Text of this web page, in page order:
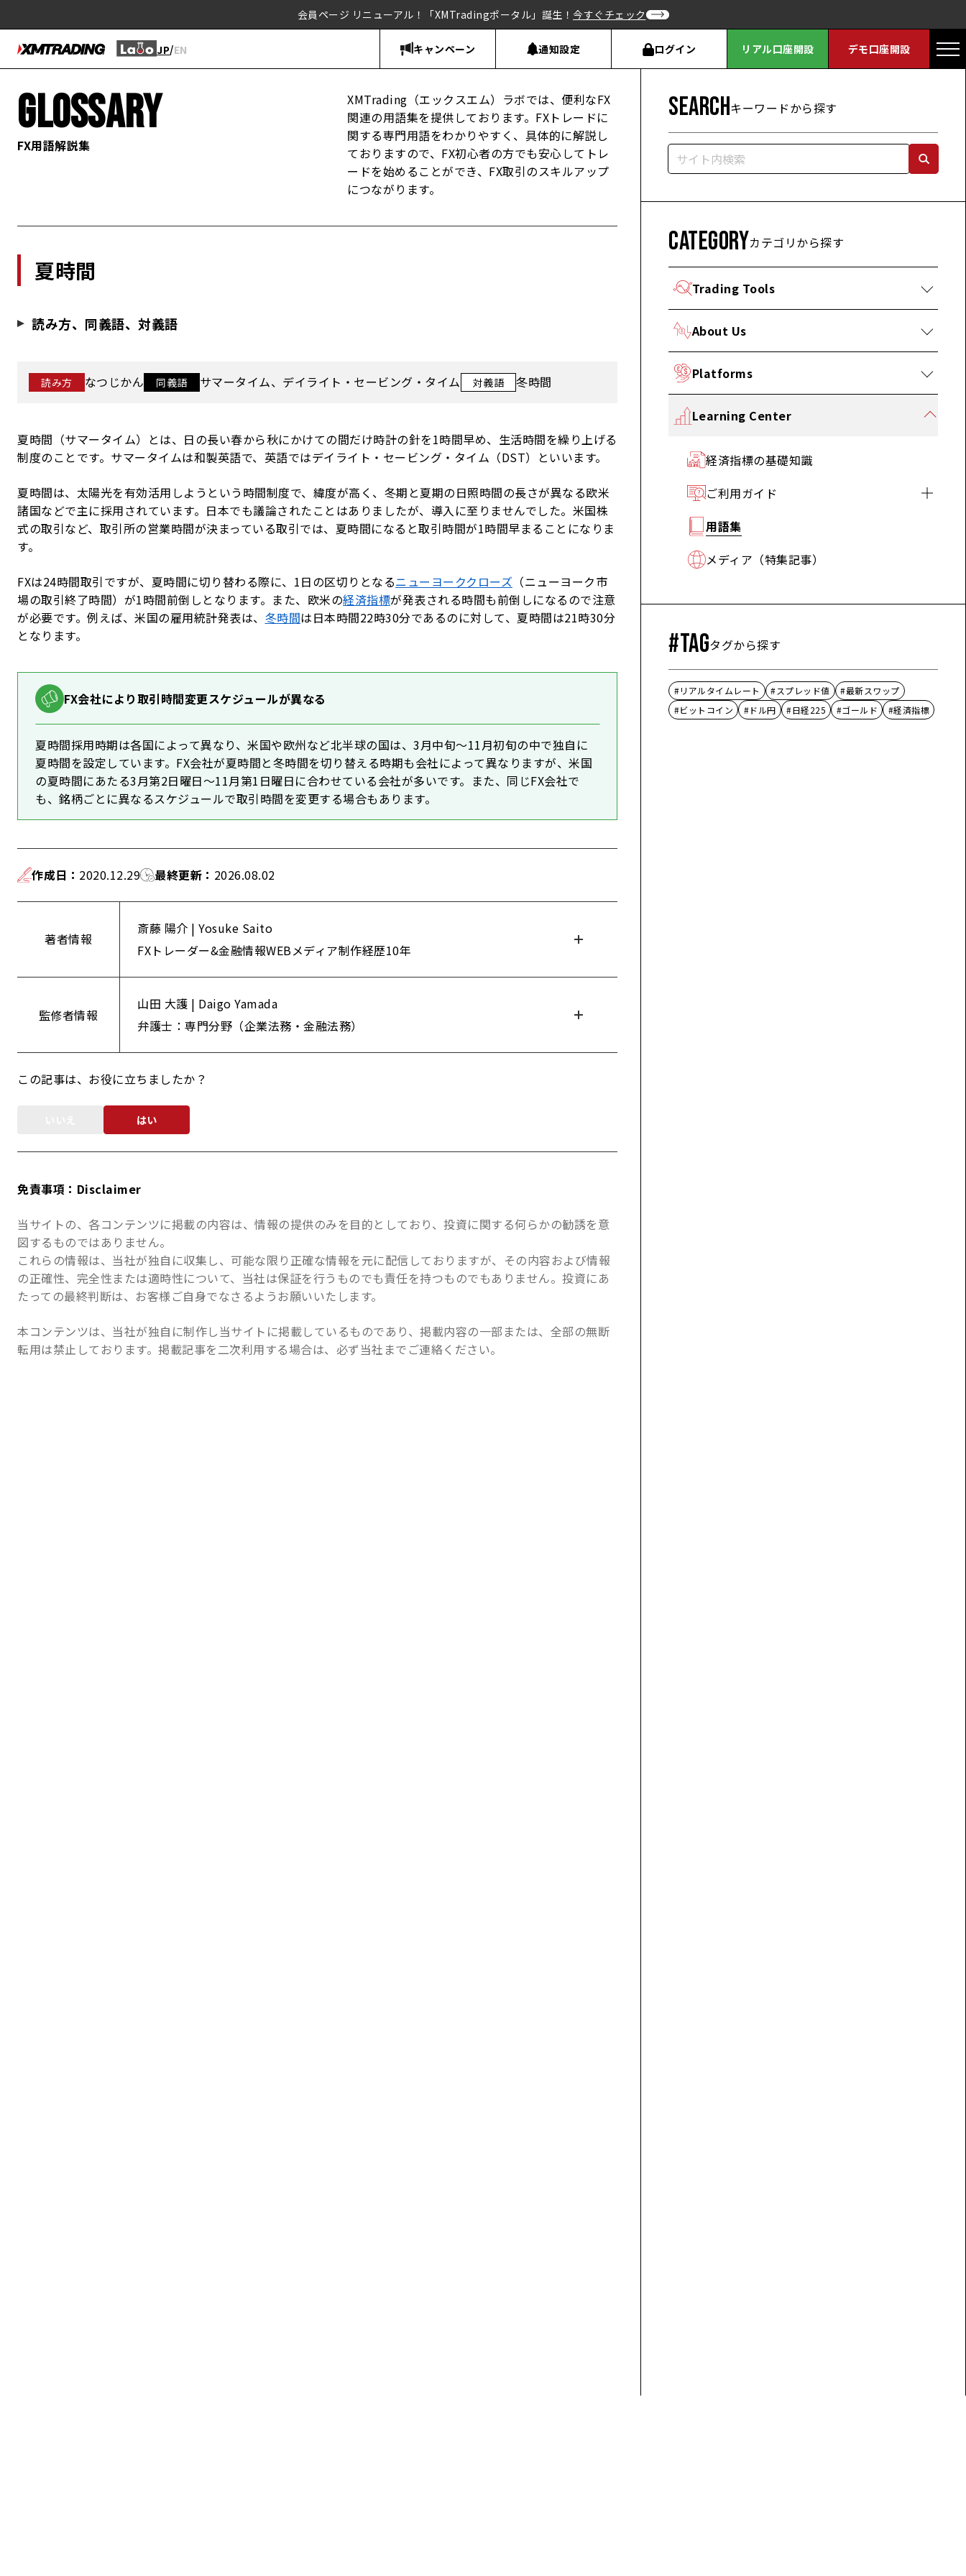
会員ページ リニューアル！「XMTradingポータル」誕生！ 今すぐチェック
JP/EN キャンペーン 通知設定 ログイン リアル口座開設 デモ口座開設
GLOSSARY
FX用語解説集
XMTrading（エックスエム）ラボでは、便利なFX
関連の用語集を提供しております。FXトレードに
関する専門用語をわかりやすく、具体的に解説し
ておりますので、FX初心者の方でも安心してトレ
ードを始めることができ、FX取引のスキルアップ
につながります。
夏時間
読み方、同義語、対義語
読み方 なつじかん 同義語 サマータイム、デイライト・セービング・タイム 対義語 冬時間
夏時間（サマータイム）とは、日の長い春から秋にかけての間だけ時計の針を1時間早め、生活時間を繰り上げる
制度のことです。サマータイムは和製英語で、英語ではデイライト・セービング・タイム（DST）といいます。
夏時間は、太陽光を有効活用しようという時間制度で、緯度が高く、冬期と夏期の日照時間の長さが異なる欧米
諸国などで主に採用されています。日本でも議論されたことはありましたが、導入に至りませんでした。米国株
式の取引など、取引所の営業時間が決まっている取引では、夏時間になると取引時間が1時間早まることになりま
す。
FXは24時間取引ですが、夏時間に切り替わる際に、1日の区切りとなるニューヨーククローズ （ニューヨーク市
場の取引終了時間）が1時間前倒しとなります。また、欧米の経済指標が発表される時間も前倒しになるので注意
が必要です。例えば、米国の雇用統計発表は、 冬時間は日本時間22時30分であるのに対して、夏時間は21時30分
となります。
FX会社により取引時間変更スケジュールが異なる
夏時間採用時期は各国によって異なり、米国や欧州など北半球の国は、3月中旬～11月初旬の中で独自に
夏時間を設定しています。FX会社が夏時間と冬時間を切り替える時期も会社によって異なりますが、米国
の夏時間にあたる3月第2日曜日～11月第1日曜日に合わせている会社が多いです。また、同じFX会社で
も、銘柄ごとに異なるスケジュールで取引時間を変更する場合もあります。
作成日 ： 2020.12.29 最終更新 ： 2026.08.02
著者情報
斎藤 陽介 | Yosuke Saito
FXトレーダー&金融情報WEBメディア制作経歴10年
監修者情報
山田 大護 | Daigo Yamada
弁護士：専門分野（企業法務・金融法務）
この記事は、お役に立ちましたか？
はい
免責事項：Disclaimer
当サイトの、各コンテンツに掲載の内容は、情報の提供のみを目的としており、投資に関する何らかの勧誘を意
図するものではありません。
これらの情報は、当社が独自に収集し、可能な限り正確な情報を元に配信しておりますが、その内容および情報
の正確性、完全性または適時性について、当社は保証を行うものでも責任を持つものでもありません。投資にあ
たっての最終判断は、お客様ご自身でなさるようお願いいたします。
本コンテンツは、当社が独自に制作し当サイトに掲載しているものであり、掲載内容の一部または、全部の無断
転用は禁止しております。掲載記事を二次利用する場合は、必ず当社までご連絡ください。
SEARCHキーワードから探す
CATEGORYカテゴリから探す
Trading Tools
About Us
Platforms
Learning Center
経済指標の基礎知識
ご利用ガイド
用語集
メディア（特集記事）
#TAGタグから探す
#リアルタイムレート #スプレッド値
#最新スワップ
#ビットコイン
#ドル円 #日経225 #ゴールド #経済指標